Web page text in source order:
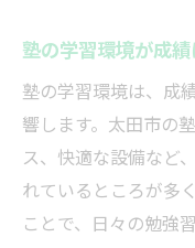
塾の学習環境が成
塾の学習環境は、成
響します。太田市の
ス、快適な設備など
れているところが多
ことで、日々の勉強